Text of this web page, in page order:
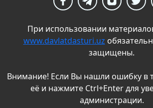
При использовании
www.davlatdasturi.uz
защищены.
Внимание! Если Вы нашли ошибку в
её и нажмите Ctrl+Enter для
администрации.